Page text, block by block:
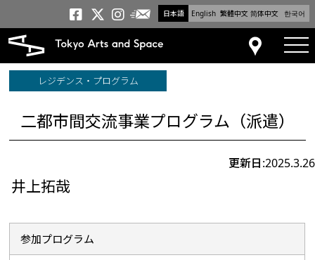
日本語 English 繁體中文 简体中文 한국어
トーキョーアーツアンド
トーキョーアーツアンド
トーキョーアーツア
メールニュース
アクセス
レジデンス・プログラム
二都市間交流事業プログラム（派遣）
更新日:2025.3.26
井上拓哉
参加プログラム